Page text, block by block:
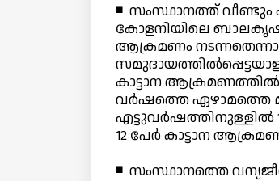
◾ സംസ്ഥാനത്ത്
കോളനിയിലെ
ആക്രമണം
കാട്ടാന
വര്‍ഷത്തെ ഏഴാമത്തെ
എട്ടുവര്‍ഷത്തിനുള്ളില്‍
12 പേര്‍ കാട്ടാന
◾ സംസ്ഥാനത്തെ